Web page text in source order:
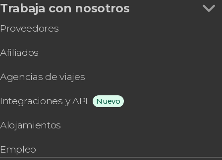
Trabaja con nosotros
Proveedores
Afiliados
Agencias de viajes
Integraciones y API Nuevo
Alojamientos
Empleo